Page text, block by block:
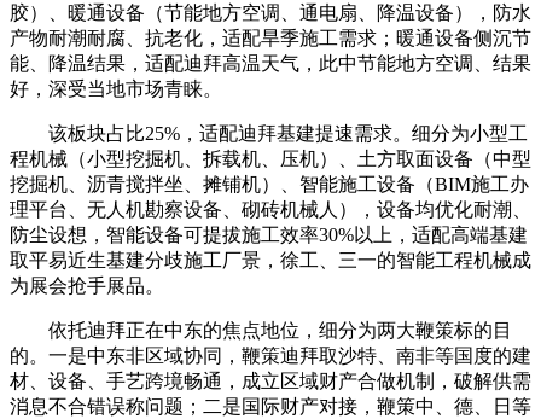
胶）、暖通设备（节能地方空调、通电扇、降温设备），防水
产物耐潮耐腐、抗老化，适配旱季施工需求；暖通设备侧沉节
能、降温结果，适配迪拜高温天气，此中节能地方空调、结果
好，深受当地市场青睐。
该板块占比25%，适配迪拜基建提速需求。细分为小型工
程机械（小型挖掘机、拆载机、压机）、土方取面设备（中型
挖掘机、沥青搅拌坐、摊铺机）、智能施工设备（BIM施工办
理平台、无人机勘察设备、砌砖机械人），设备均优化耐潮、
防尘设想，智能设备可提拔施工效率30%以上，适配高端基建
取平易近生基建分歧施工厂景，徐工、三一的智能工程机械成
为展会抢手展品。
依托迪拜正在中东的焦点地位，细分为两大鞭策标的目
的。一是中东非区域协同，鞭策迪拜取沙特、南非等国度的建
材、设备、手艺跨境畅通，成立区域财产合做机制，破解供需
消息不合错误称问题；二是国际财产对接，鞭策中、德、日等